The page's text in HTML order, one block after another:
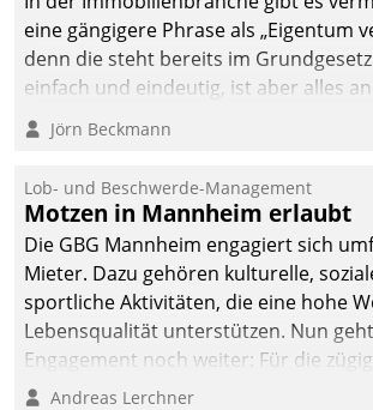
Dialogführung ermöglicht
dem externen
Serviceteam, Anrufe von
Mietenden zügiger und
effizienter zu bearbeiten.
eine gängigere Phrase als „Eigentum
denn die steht bereits im
einfach und eindeutig, ist aber alles
Branchenbeschäftigte wissen. Denn
Verantwortung folgen Verpflichtungen.
Jörn Beckmann
Lob- und Beschwerde-Management
Motzen in Mannheim erlaubt
Die GBG Mannheim engagiert sich
Mieter. Dazu gehören kulturelle,
sportliche Aktivitäten, die eine hohe
Lebensqualität unterstützen. Nun
Engagement noch weiter: Für die
von Beschwerden – oder Lob – richtet
Andreas Lerchner